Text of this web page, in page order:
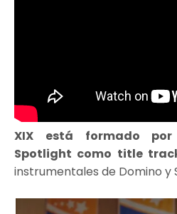
XIX está formado
Spotlight como title
instrumentales de Domino y